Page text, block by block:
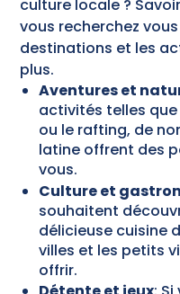
culture locale ?
vous recherchez
destinations et les
plus.
Aventures et
activités telles
ou le rafting, de
latine offrent des
vous.
Culture et
souhaitent
délicieuse cuisine
villes et les petits
offrir.